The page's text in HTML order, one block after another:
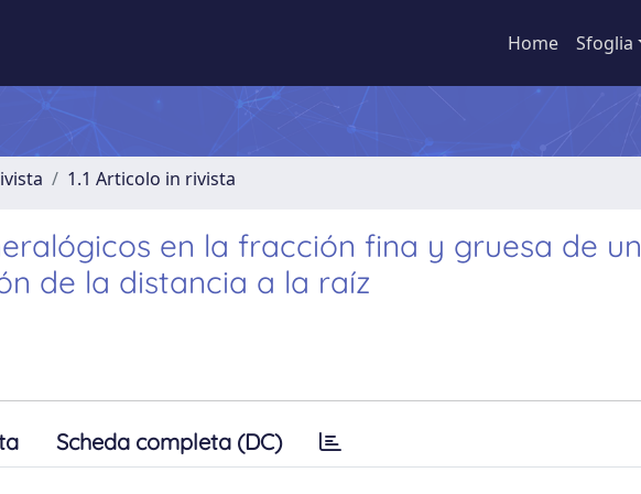
Home Sfoglia
1.1 Articolo in rivista
en la fracción fina y gruesa de un
de la distancia a la raíz
Scheda completa (DC)